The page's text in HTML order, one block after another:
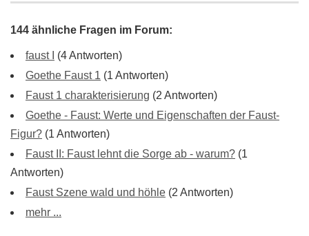
144 ähnliche Fragen im Forum:
faust I
(4 Antworten)
Goethe Faust 1 (1 Antworten)
Faust 1 charakterisierung (2 Antworten)
Goethe - Faust: Werte und Eigenschaften der Faust-
Figur? (1 Antworten)
Faust II: Faust lehnt die Sorge ab - warum? (1
Antworten)
Faust Szene wald und höhle (2 Antworten)
mehr ...